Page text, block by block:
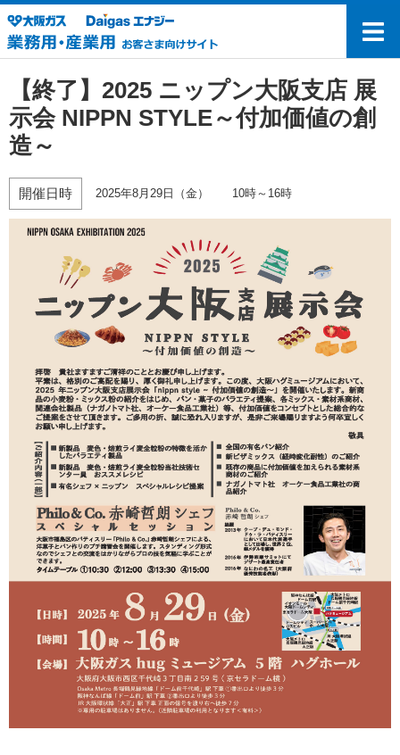
【終了】2025 ニップン大阪支店 展
示会 NIPPN STYLE～付加価値の創
造～
開催日時 2025年8月29日（金） 10時～16時